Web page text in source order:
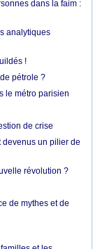
dans la faim :
analytiques
!
pétrole ?
le métro parisien
de crise
devenus un pilier de
révolution ?
de mythes et de